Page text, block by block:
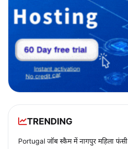
TRENDING
Portugal जॉब स्कैम में नागपुर महिला फंसी